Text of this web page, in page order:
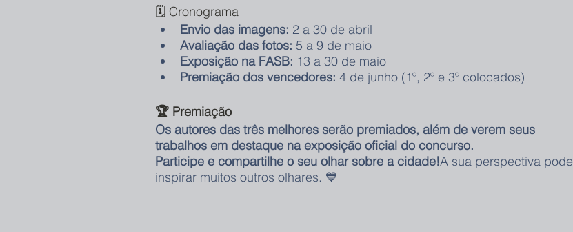
🗓 Cronograma
Envio das imagens: 2 a 30 de abril
Avaliação das fotos: 5 a 9 de maio
Exposição na FASB: 13 a 30 de maio
Premiação dos vencedores: 4 de junho (1º, 2º e 3º colocados)
🏆 Premiação
Os autores das três melhores serão premiados, além de verem seus
trabalhos em destaque na exposição oficial do concurso.
Participe e compartilhe o seu olhar sobre a cidade!A sua perspectiva pode
inspirar muitos outros olhares. 💙